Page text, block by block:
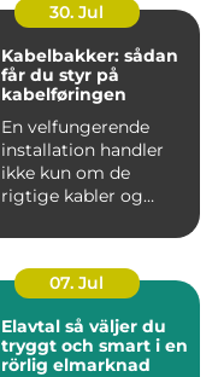
30. Jul
Kabelbakker: sådan
får du styr på
kabelføringen
En velfungerende
installation handler
ikke kun om de
rigtige kabler og
gennemført kab...
07. Jul
Elavtal så väljer du
tryggt och smart i en
rörlig elmarknad